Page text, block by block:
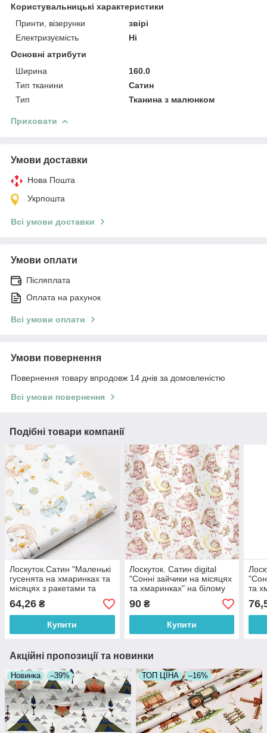
Користувальницькі характеристики
Принти, візерунки
звірі
Електризуємість
Ні
Основні атрибути
Ширина
160.0
Тип тканини
Сатин
Тип
Тканина з малюнком
Приховати
Умови доставки
Нова Пошта
Укрпошта
Всі умови доставки
Умови оплати
Післяплата
Оплата на рахунок
Всі умови оплати
Умови повернення
Повернення товару впродовж 14 днів за домовленістю
Всі умови повернення
Подібні товари компанії
Лоскуток.Сатин "Маленькі
гусенята на хмаринках та
місяцях з ракетами та
зірками" на білому тлі No
SK-160-074, 34*160 см
64,26 ₴
Купити
Лоскуток. Сатин digital
"Сонні зайчики на місяцях
та хмаринках" на білому
тлі No SKD-160-0109,
40*160 см
90₴
Купити
та
тлі
Акційні пропозиції та новинки
Новинка –39% ТОП ЦІНА –16%